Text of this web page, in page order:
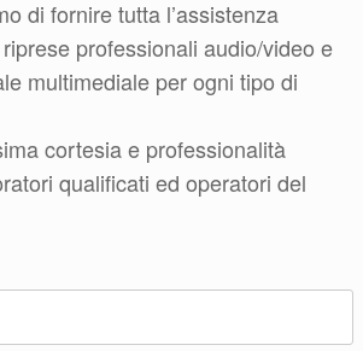
di fornire tutta l’assistenza
professionali audio/video e
multimediale per ogni tipo di
cortesia e professionalità
qualificati ed operatori del